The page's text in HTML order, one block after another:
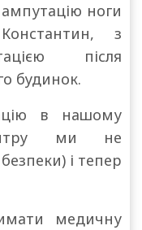
ноги
з
після
будинок.
в нашому
ми не
і тепер
медичну